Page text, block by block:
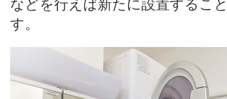
などを行えば新たに設置するこ
す。